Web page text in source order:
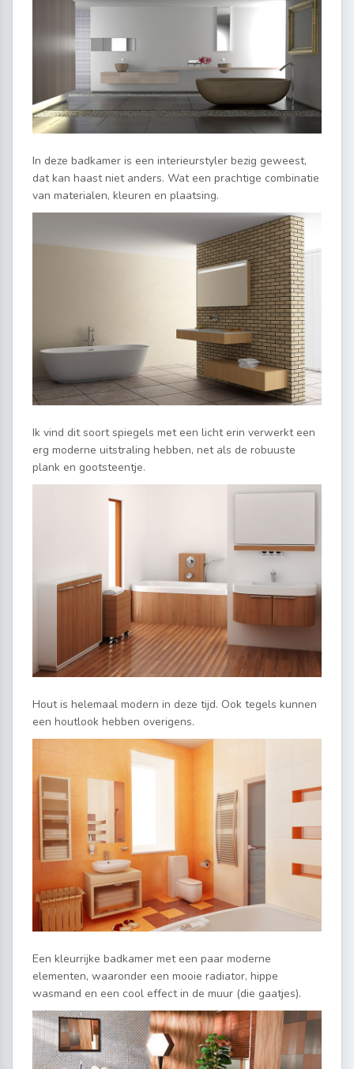
In deze badkamer is een interieurstyler bezig geweest,
dat kan haast niet anders. Wat een prachtige combinatie
van materialen, kleuren en plaatsing.
Ik vind dit soort spiegels met een licht erin verwerkt een
erg moderne uitstraling hebben, net als de robuuste
plank en gootsteentje.
Hout is helemaal modern in deze tijd. Ook tegels kunnen
een houtlook hebben overigens.
Een kleurrijke badkamer met een paar moderne
elementen, waaronder een mooie radiator, hippe
wasmand en een cool effect in de muur (die gaatjes).